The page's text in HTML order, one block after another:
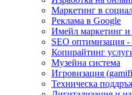
Маркетинг в
Реклама в Google
Имейл маркетинг и
SEO оптимизация -
Копирайтинг
Музейна система
Игровизация
Техническа